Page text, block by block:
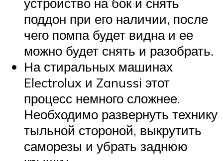
поддон при его наличии, после
чего помпа будет видна и ее
можно будет снять и разобрать.
На стиральных машинах
Electrolux и Zanussi этот
процесс немного сложнее.
Необходимо развернуть технику
тыльной стороной, выкрутить
саморезы и убрать заднюю